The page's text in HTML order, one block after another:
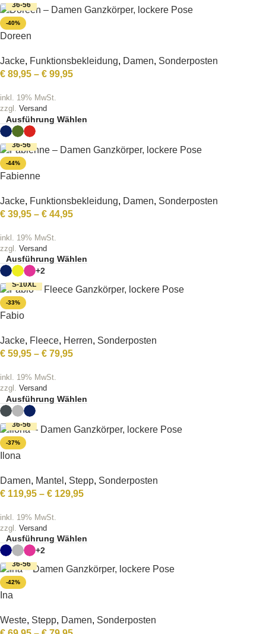
36-56
-40%
Doreen
Jacke, Funktionsbekleidung, Damen, Sonderposten
€ 89,95 – € 99,95
inkl. 19% MwSt.
zzgl. Versand
Ausführung Wählen
36-56
-44%
Fabienne
Jacke, Funktionsbekleidung, Damen, Sonderposten
€ 39,95 – € 44,95
inkl. 19% MwSt.
zzgl. Versand
Ausführung Wählen
+2
S-10XL
-33%
Fabio
Jacke, Fleece, Herren, Sonderposten
€ 59,95 – € 79,95
inkl. 19% MwSt.
zzgl. Versand
Ausführung Wählen
36-56
-37%
Ilona
Damen, Mantel , Stepp, Sonderposten
€ 119,95 – € 129,95
inkl. 19% MwSt.
zzgl. Versand
Ausführung Wählen
+2
36-56
-42%
Ina
Weste, Stepp, Damen, Sonderposten